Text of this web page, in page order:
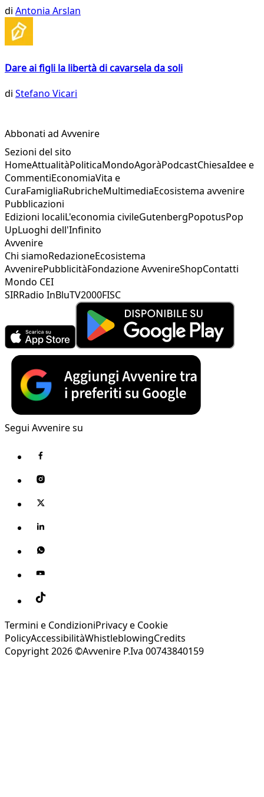
di Antonia Arslan
Dare ai figli la libertà di cavarsela da soli
di Stefano Vicari
Abbonati ad Avvenire
Sezioni del sito
HomeAttualitàPoliticaMondoAgoràPodcastChiesaIdee e
CommentiEconomiaVita e
CuraFamigliaRubricheMultimediaEcosistema avvenire
Pubblicazioni
Edizioni localiL'economia civileGutenbergPopotusPop
UpLuoghi dell'Infinito
Avvenire
Chi siamoRedazioneEcosistema
AvvenirePubblicitàFondazione AvvenireShopContatti
Mondo CEI
SIRRadio InBluTV2000FISC
Segui Avvenire su
Termini e CondizioniPrivacy e Cookie
PolicyAccessibilitàWhistleblowingCredits
Copyright 2026 ©Avvenire P.Iva 00743840159